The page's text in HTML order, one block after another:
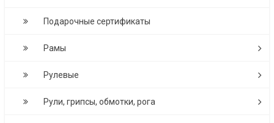
Подарочные сертификаты
Рамы
Рулевые
Рули, грипсы, обмотки, рога